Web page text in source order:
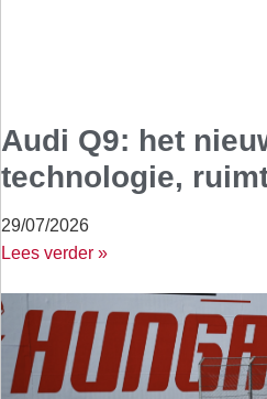
Audi Q9: het
technologie,
29/07/2026
Lees verder »